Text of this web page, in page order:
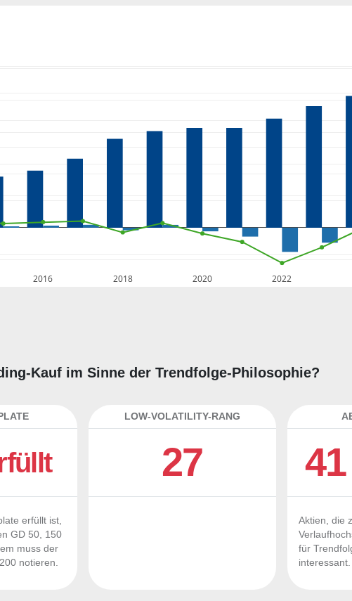
2016 2018 2020 2022
Kauf im Sinne der Trendfolge-Philosophie?
erfüllt ist,
GD 50, 150
muss der
notieren.
LOW-VOLATILITY-RANG
27
Aktien, die
für
interessant.